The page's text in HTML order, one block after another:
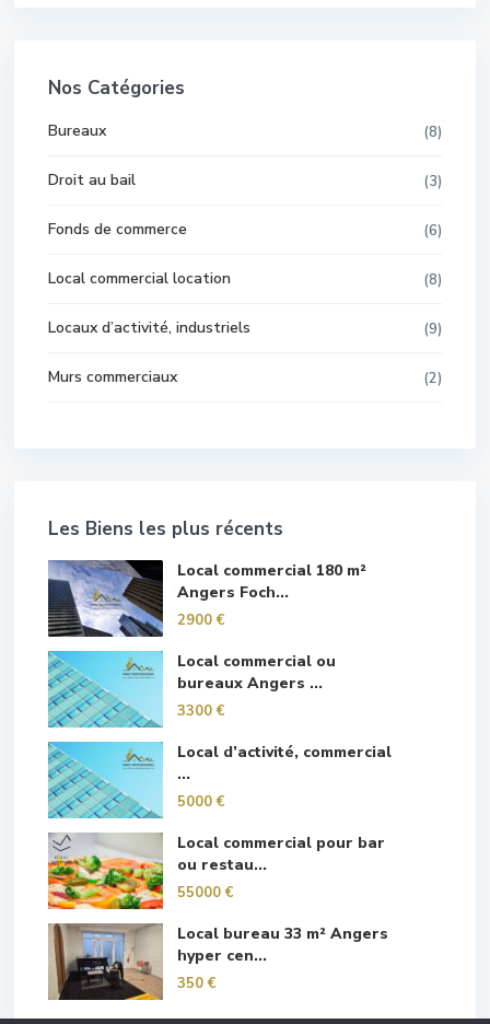
Nos Catégories
Bureaux (8)
Droit au bail (3)
Fonds de commerce (6)
Local commercial location (8)
Locaux d’activité, industriels (9)
Murs commerciaux (2)
Les Biens les plus récents
Local commercial 180 m²
Angers Foch...
2900 €
Local commercial ou
bureaux Angers ...
3300 €
Local d’activité, commercial
...
5000 €
Local commercial pour bar
ou restau...
55000 €
Local bureau 33 m² Angers
hyper cen...
350 €